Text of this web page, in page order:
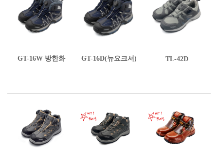
GT-16W 방한화 GT-16D(뉴요크셔) TL-42D